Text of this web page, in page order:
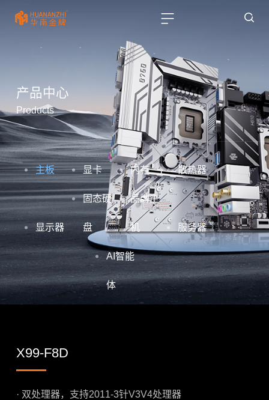
产品中心
Products
主板 显卡 内存 散热器
显示器
固态硬
盘
品牌主
机 服务器
AI智能
体
X99-F8D
· 双处理器，支持2011-3针V3V4处理器